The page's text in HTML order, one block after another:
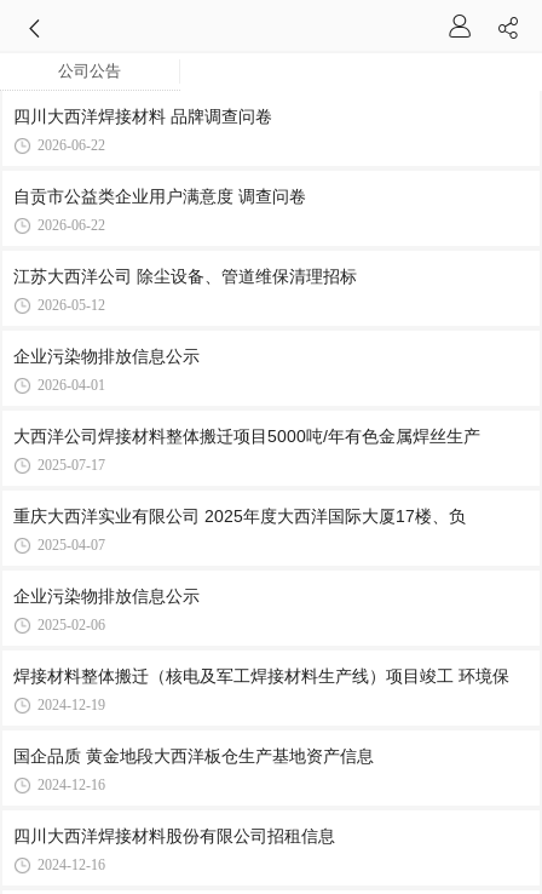
公司公告
四川大西洋焊接材料 品牌调查问卷
2026-06-22
自贡市公益类企业用户满意度 调查问卷
2026-06-22
江苏大西洋公司 除尘设备、管道维保清理招标
2026-05-12
企业污染物排放信息公示
2026-04-01
大西洋公司焊接材料整体搬迁项目5000吨/年有色金属焊丝生产
2025-07-17
重庆大西洋实业有限公司 2025年度大西洋国际大厦17楼、负
2025-04-07
企业污染物排放信息公示
2025-02-06
焊接材料整体搬迁（核电及军工焊接材料生产线）项目竣工 环境保
2024-12-19
国企品质 黄金地段大西洋板仓生产基地资产信息
2024-12-16
四川大西洋焊接材料股份有限公司招租信息
2024-12-16